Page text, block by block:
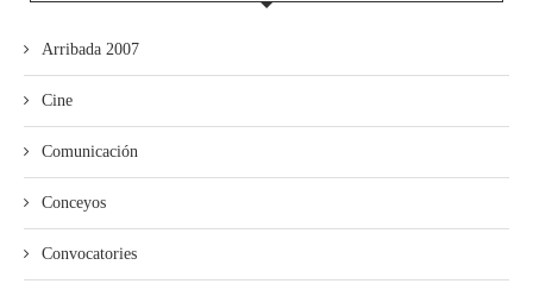
Arribada 2007
Cine
Comunicación
Conceyos
Convocatories